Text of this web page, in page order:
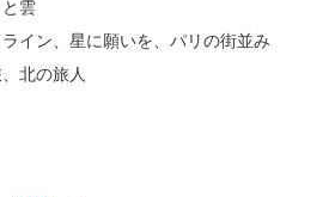
雲
イン、星に願いを、パリの街並み
北の旅人